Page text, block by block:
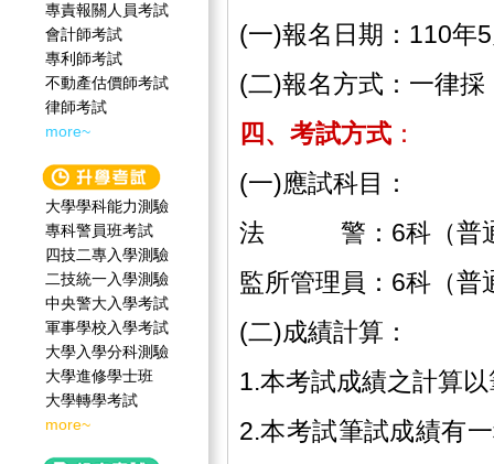
專責報關人員考試
會計師考試
專利師考試
不動產估價師考試
律師考試
more~
大學學科能力測驗
專科警員班考試
四技二專入學測驗
二技統一入學測驗
中央警大入學考試
軍事學校入學考試
大學入學分科測驗
大學進修學士班
大學轉學考試
more~
(一)報名日期：110年
(二)報名方式：一律
四、考試方式 ：
(一)應試科目：
法 警：6科（普通
監所管理員：6科（普
(二)成績計算：
1.本考試成績之計算
2.本考試筆試成績有